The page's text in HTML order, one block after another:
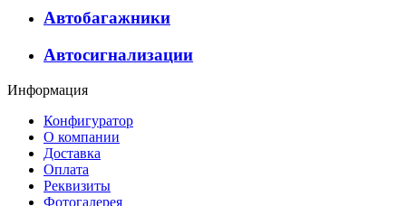
Автобагажники
Автосигнализации
Информация
Конфигуратор
О компании
Доставка
Оплата
Реквизиты
Фотогалерея